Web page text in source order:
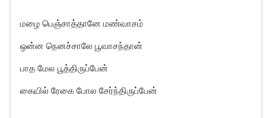
மழை பெஞ்சாத்தானே மண்வாசம்
ஒன்ன நெனச்சாலே பூவாசந்தான்
பாத மேல பூத்திருப்பேன்
கையில் ரேகை போல சேர்ந்திருப்பேன்